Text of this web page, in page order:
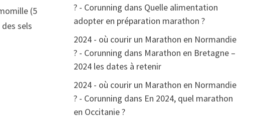
(5
sels
? - Corunning dans Quelle alimentation
adopter en préparation marathon ?
2024 - où courir un Marathon en Normandie
? - Corunning dans Marathon en Bretagne –
2024 les dates à retenir
2024 - où courir un Marathon en Normandie
? - Corunning dans En 2024, quel marathon
en Occitanie ?